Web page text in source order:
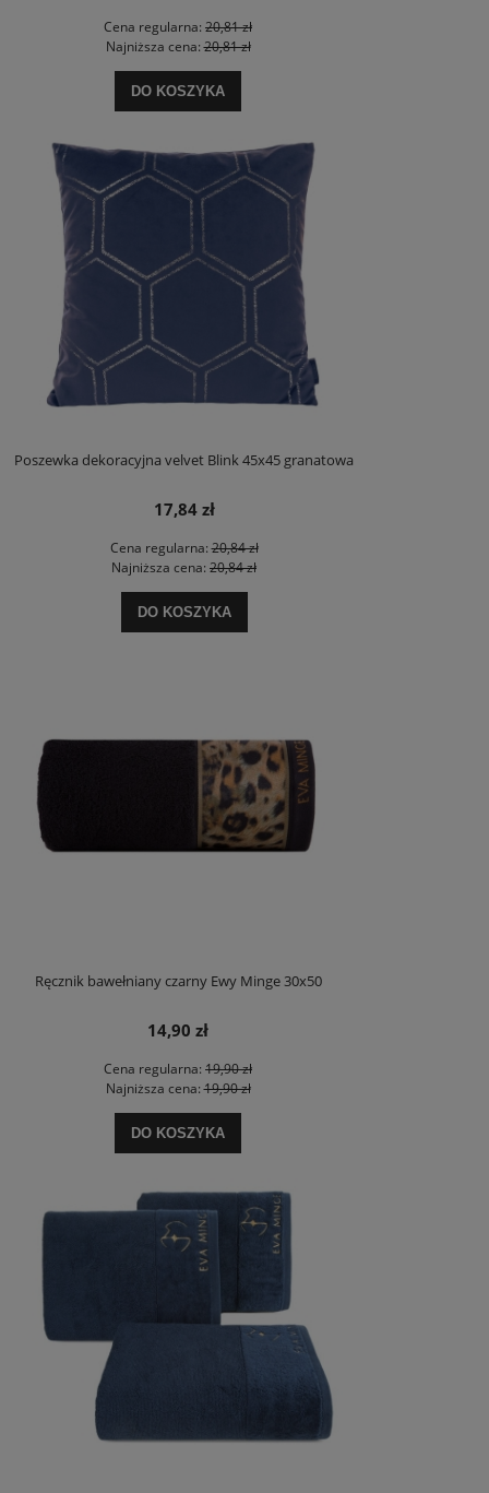
Cena regularna: 20,81 zł
Najniższa cena:20,81 zł
DO KOSZYKA
Poszewka dekoracyjna velvet Blink 45x45 granatowa
17,84 zł
Cena regularna:20,84 zł
Najniższa cena: 20,84 zł
DO KOSZYKA
Ręcznik bawełniany czarny Ewy Minge 30x50
14,90 zł
Cena regularna: 19,90 zł
Najniższa cena:19,90 zł
DO KOSZYKA